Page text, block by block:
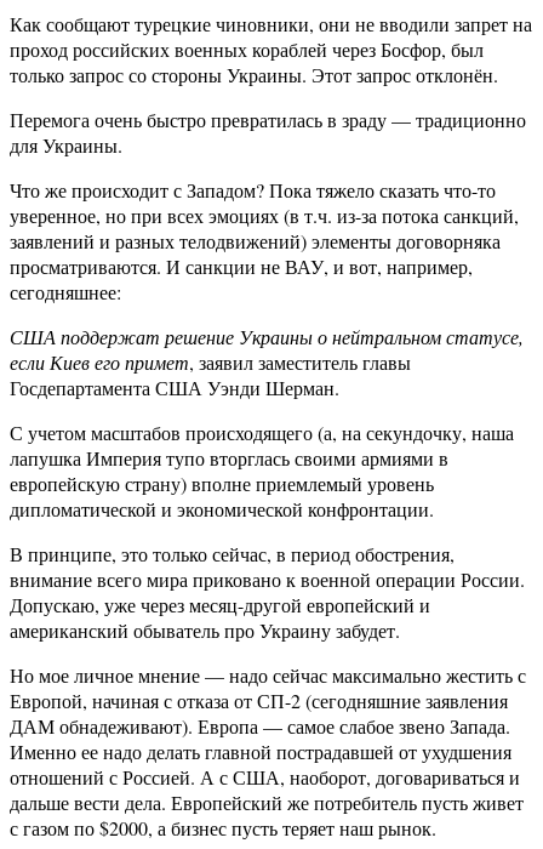
Как сообщают турецкие чиновники, они не вводили запрет на
проход российских военных кораблей через Босфор, был
только запрос со стороны Украины. Этот запрос отклонён.
Перемога очень быстро превратилась в зраду — традиционно
для Украины.
Что же происходит с Западом? Пока тяжело сказать что-то
уверенное, но при всех эмоциях (в т.ч. из-за потока санкций,
заявлений и разных телодвижений) элементы договорняка
просматриваются. И санкции не ВАУ, и вот, например,
сегодняшнее:
США поддержат решение Украины о нейтральном статусе,
если Киев его примет, заявил заместитель главы
Госдепартамента США Уэнди Шерман.
С учетом масштабов происходящего (а, на секундочку, наша
лапушка Империя тупо вторглась своими армиями в
европейскую страну) вполне приемлемый уровень
дипломатической и экономической конфронтации.
В принципе, это только сейчас, в период обострения,
внимание всего мира приковано к военной операции России.
Допускаю, уже через месяц-другой европейский и
американский обыватель про Украину забудет.
Но мое личное мнение — надо сейчас максимально жестить с
Европой, начиная с отказа от СП-2 (сегодняшние заявления
ДАМ обнадеживают). Европа — самое слабое звено Запада.
Именно ее надо делать главной пострадавшей от ухудшения
отношений с Россией. А с США, наоборот, договариваться и
дальше вести дела. Европейский же потребитель пусть живет
с газом по $2000, а бизнес пусть теряет наш рынок.